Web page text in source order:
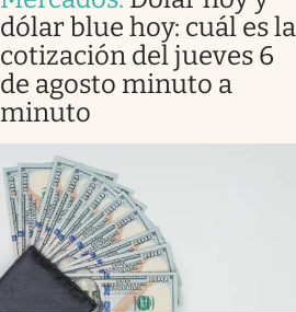
dólar blue hoy: cuál es la
cotización del jueves 6
de agosto minuto a
minuto